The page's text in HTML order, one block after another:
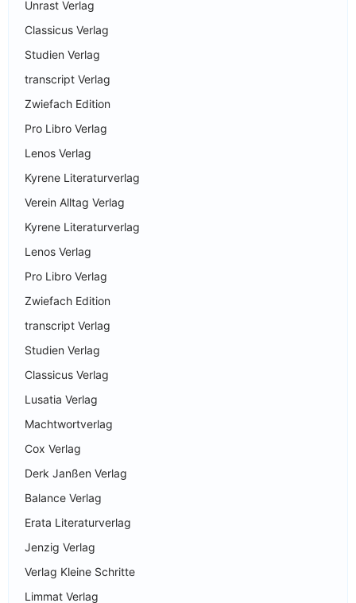
Unrast Verlag
Classicus Verlag
Studien Verlag
transcript Verlag
Zwiefach Edition
Pro Libro Verlag
Lenos Verlag
Kyrene Literaturverlag
Verein Alltag Verlag
Kyrene Literaturverlag
Lenos Verlag
Pro Libro Verlag
Zwiefach Edition
transcript Verlag
Studien Verlag
Classicus Verlag
Lusatia Verlag
Machtwortverlag
Cox Verlag
Derk Janßen Verlag
Balance Verlag
Erata Literaturverlag
Jenzig Verlag
Verlag Kleine Schritte
Limmat Verlag